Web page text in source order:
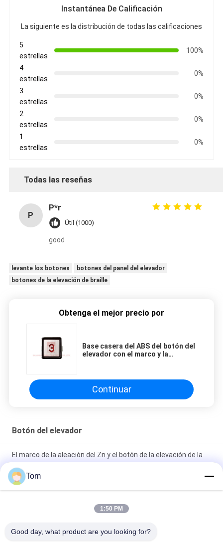
Instantánea De Calificación
La siguiente es la distribución de todas las calificaciones
5
estrellas
100%
4
estrellas
0%
3
estrellas
0%
2
estrellas
0%
1
estrellas
0%
Todas las reseñas
P
P*r
Útil (1000)
good
levante los botones
botones del panel del elevador
botones de la elevación de braille
Obtenga el mejor precio por
Base casera del ABS del botón del
elevador con el marco y la
Continuar
Botón del elevador
El marco de la aleación del Zn y el botón de la elevación de la
placa/el elevador de acrílico tocan el botón
Halo luminoso y caracteres del elevador del tamaño de
arriba y abajo de los botones
Tom
1:50 PM
Good day, what product are you looking for?